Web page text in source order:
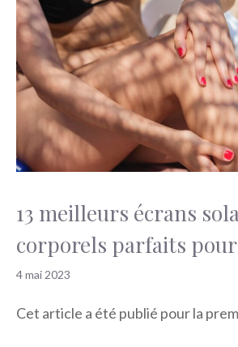
13 meilleurs écrans
corporels parfaits
4 mai 2023
Cet article a été publié pour la